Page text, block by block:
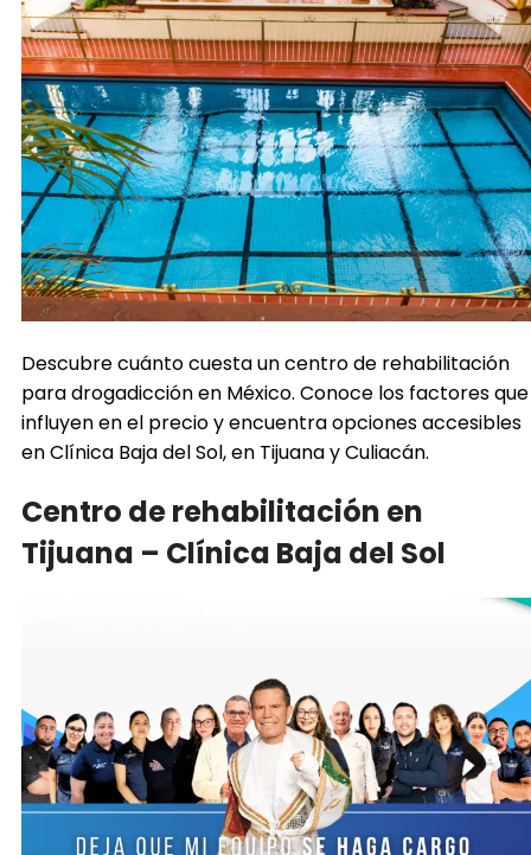
Descubre cuánto cuesta un centro de rehabilitación
para drogadicción en México. Conoce los factores que
influyen en el precio y encuentra opciones accesibles
en Clínica Baja del Sol, en Tijuana y Culiacán.
Centro de rehabilitación en
Tijuana – Clínica Baja del Sol